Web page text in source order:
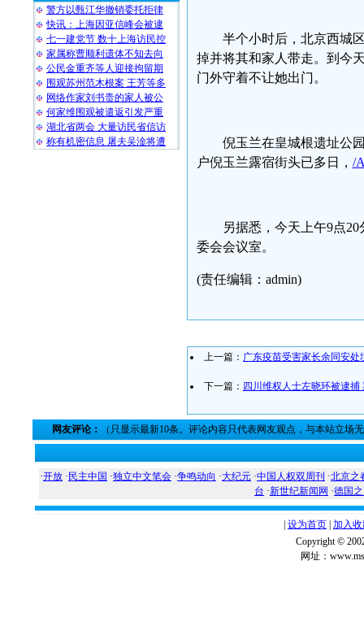
警方以甄江华撤销委托拒律
快讯：上海因亚信峰会被逮
七一建党节 数十上海访民控
家属称曹顺利遗体不知去向
公民金重齐等人迎接拘留期
围观苏州范木根案 王芳等多
网络作家刘书贵的家人被公
何家维围观被遣返引发严重
湖北省两会 大量访民省信访
称有机密信息 屠夫吴淦将遭
半个小时后，北京西城
掉并将其和家人带走。到今
门外守着不让她出门。
倪玉兰在皇城根遗址公
户倪玉兰露宿街头已多日， /
另据悉，今天上午9点
委会会议室。
(责任编辑：admin)
上一篇： 广东疫苗受害家长余同安处
下一篇： 四川维权人士左晓环被逮捕
网友评论： （只显示最新10条。评论内容只代表网友观点，与本站立场
·开放 · 民主中国 ·独立中文笔会 ·争鸣动向 ·大纪元 ·中国人权双周刊 ·北京之
台 ·新世纪新闻网 ·德国
设为首页 加入
Copyright ©
网址：